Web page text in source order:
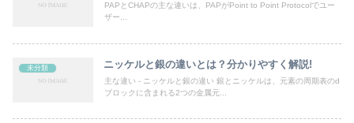
PAPとCHAPの主な違いは、PAPがPoint to Point Protocolでユー
ザー...
未分類 ニッケルと銀の違いとは？分かりやすく解説!
主な違い - ニッケルと銀の違い 銀とニッケルは、元素の周期表のd
ブロックに含まれる2つの金属元...